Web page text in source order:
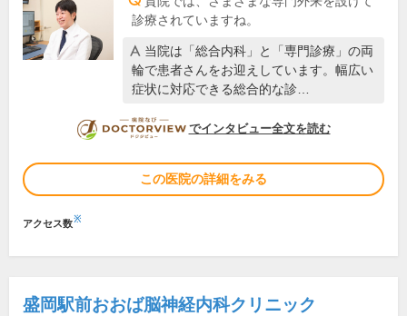
診療されていますね。
当院は「総合内科」と「専門診療」の両
輪で患者さんをお迎えしています。幅広い
症状に対応できる総合的な診…
DOCTORVIEW
でインタビュー全文を読む
この医院の詳細をみる
アクセス数※
盛岡駅前おおば脳神経内科クリニック